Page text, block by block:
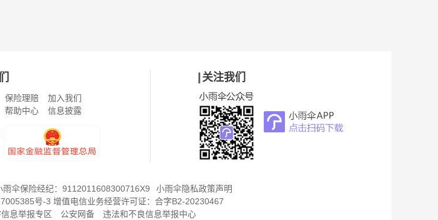
保险理赔
加入我们
帮助中心 信息披露
关注我们
雨伞保险经纪：9112011608300716X9
小雨伞隐私政策声明
号-3 增值电信业务经营许可证： 合字B2-20230467
息举报专区 公安网备 违法和不良信息举报中心